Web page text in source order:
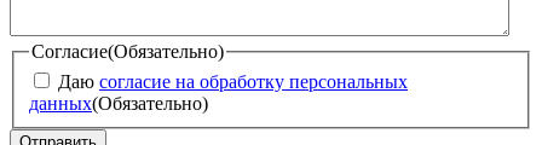
Согласие(Обязательно)
Даю согласие на обработку персональных
данных(Обязательно)